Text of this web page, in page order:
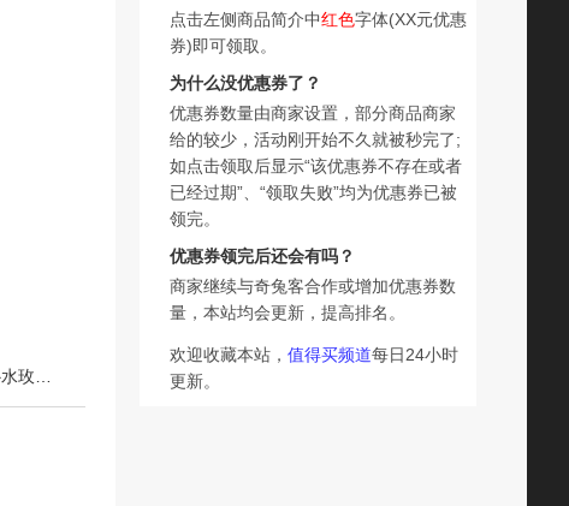
点击左侧商品简介中红色字体(XX元优惠
券)即可领取。
为什么没优惠券了？
优惠券数量由商家设置，部分商品商家
给的较少，活动刚开始不久就被秒完了;
如点击领取后显示“该优惠券不存在或者
已经过期”、“领取失败”均为优惠券已被
领完。
优惠券领完后还会有吗？
商家继续与奇兔客合作或增加优惠券数
量，本站均会更新，提高排名。
欢迎收藏本站， 值得买频道每日24小时
更新。